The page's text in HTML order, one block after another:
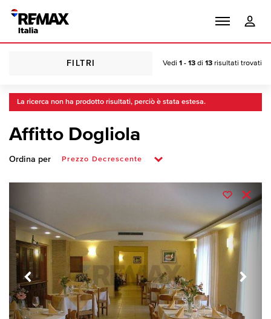
FILTRI Vedi 1 - 13 di 13 risultati trovati
La ricerca non ha prodotto risultati, perciò è stata estesa.
Affitto Dogliola
Ordina per